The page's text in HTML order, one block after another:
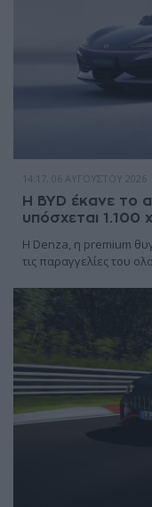
14:17, 06 ΑΥΓΟΎΣΤΟΥ 2026
Η BYD έκανε το
υπόσχεται 1.100
Η Denza, η premium
τις παραγγελίες του